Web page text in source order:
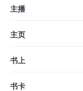
主播
主页
书上
书卡